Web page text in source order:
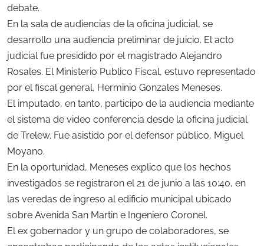
debate.
En la sala de audiencias de la oficina judicial, se
desarrollo una audiencia preliminar de juicio. El acto
judicial fue presidido por el magistrado Alejandro
Rosales. El Ministerio Publico Fiscal, estuvo representado
por el fiscal general, Herminio Gonzales Meneses.
El imputado, en tanto, participo de la audiencia mediante
el sistema de video conferencia desde la oficina judicial
de Trelew. Fue asistido por el defensor público, Miguel
Moyano.
En la oportunidad, Meneses explico que los hechos
investigados se registraron el 21 de junio a las 10:40, en
las veredas de ingreso al edificio municipal ubicado
sobre Avenida San Martin e Ingeniero Coronel.
El ex gobernador y un grupo de colaboradores, se